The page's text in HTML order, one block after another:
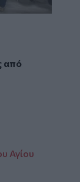
από
Αγίου